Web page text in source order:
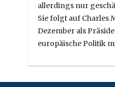
allerdings nur
Sie folgt auf Charles
Dezember als
europäische Politik